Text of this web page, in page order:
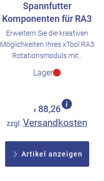
Spannfutter
Komponenten für RA3
Erweitern Sie die kreativen
Möglichkeiten Ihres xTool RA3
Rotationsmoduls mit..
Lager
€ 88,26
zzgl. Versandkosten
Artikel anzeigen